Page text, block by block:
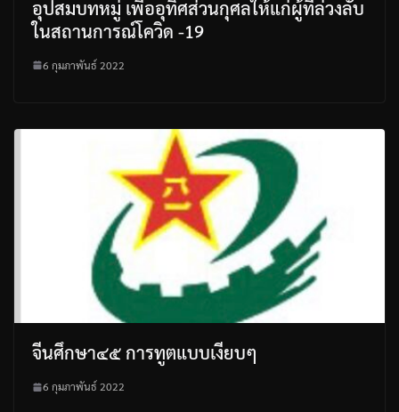
อุปสมบทหมู่ เพื่ออุทิศส่วนกุศลให้แก่ผู้ที่ล่วงลับ
ในสถานการณ์โควิด -19
6 กุมภาพันธ์ 2022
จีนศึกษา๔๕ การทูตแบบเงียบๆ
6 กุมภาพันธ์ 2022